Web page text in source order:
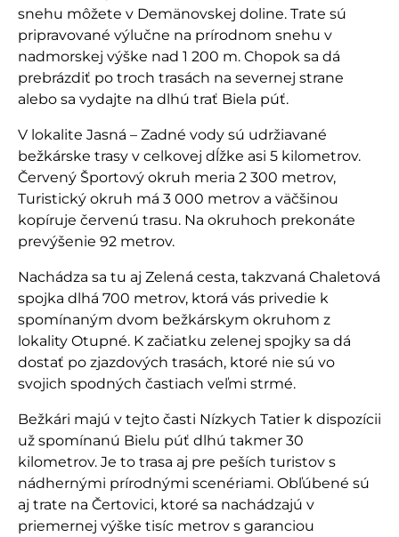
snehu môžete v Demänovskej doline. Trate sú
pripravované výlučne na prírodnom snehu v
nadmorskej výške nad 1 200 m. Chopok sa dá
prebrázdiť po troch trasách na severnej strane
alebo sa vydajte na dlhú trať Biela púť.
V lokalite Jasná – Zadné vody sú udržiavané
bežkárske trasy v celkovej dĺžke asi 5 kilometrov.
Červený Športový okruh meria 2 300 metrov,
Turistický okruh má 3 000 metrov a väčšinou
kopíruje červenú trasu. Na okruhoch prekonáte
prevýšenie 92 metrov.
Nachádza sa tu aj Zelená cesta, takzvaná Chaletová
spojka dlhá 700 metrov, ktorá vás privedie k
spomínaným dvom bežkárskym okruhom z
lokality Otupné. K začiatku zelenej spojky sa dá
dostať po zjazdových trasách, ktoré nie sú vo
svojich spodných častiach veľmi strmé.
Bežkári majú v tejto časti Nízkych Tatier k dispozícii
už spomínanú Bielu púť dlhú takmer 30
kilometrov. Je to trasa aj pre peších turistov s
nádhernými prírodnými scenériami. Obľúbené sú
aj trate na Čertovici, ktoré sa nachádzajú v
priemernej výške tisíc metrov s garanciou